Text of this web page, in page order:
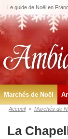
Le guide de Noël en
Marchés de Noël
Accueil » Marchés de
La